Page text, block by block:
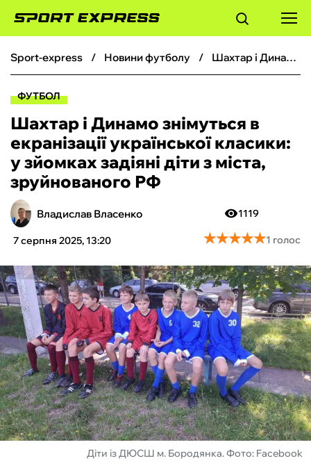
ФУТБОЛ
БОКС
ХОКЕЙ
ТЕНІС
КІБЕРСПОРТ
ЧС-2026
ФУТЗАЛ
ІНШІ
БУКМЕКЕРИ
sport-express новини футболу Шахтар і Динамо знімуться в екранізації української класики: у зйомках задіяні діти з міста, зруйнованого РФ
ФУТБОЛ
Шахтар і Динамо знімуться в
екранізації української класики:
у зйомках задіяні діти з міста,
зруйнованого РФ
Владислав Власенко
7 серпня 2025, 13:20
1119
★★★★★
★★★★★1 голос
Діти із ДЮСШ м. Бородянка. Фото: Facebook